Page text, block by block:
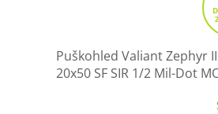
Puškohled Valiant Zephyr
20x50 SF SIR 1/2 Mil-Dot